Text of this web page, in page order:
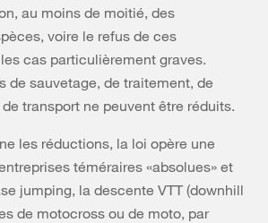
au moins de moitié, des
voire le refus de ces
cas particulièrement graves.
de sauvetage, de traitement, de
transport ne peuvent être réduits.
les réductions, la loi opère une
téméraires «absolues» et
jumping, la descente VTT (downhill
de motocross ou de moto, par